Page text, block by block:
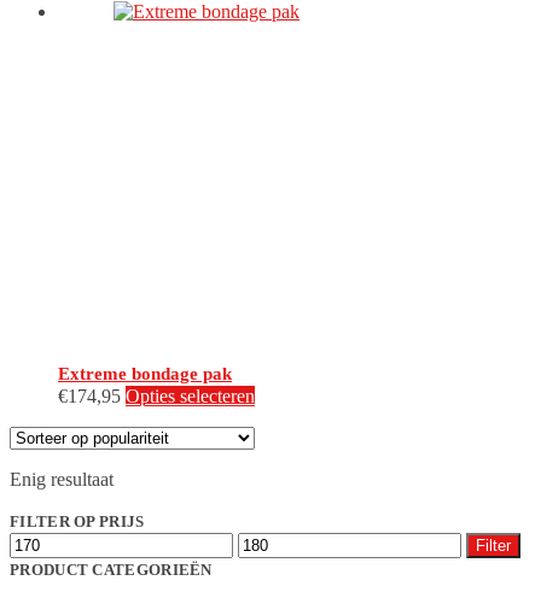
Extreme bondage pak
€174,95 Opties selecteren
kan
Enig resultaat
FILTER OP PRIJS
Min.
prijs
Max.
prijs
Filter
PRODUCT CATEGORIEËN